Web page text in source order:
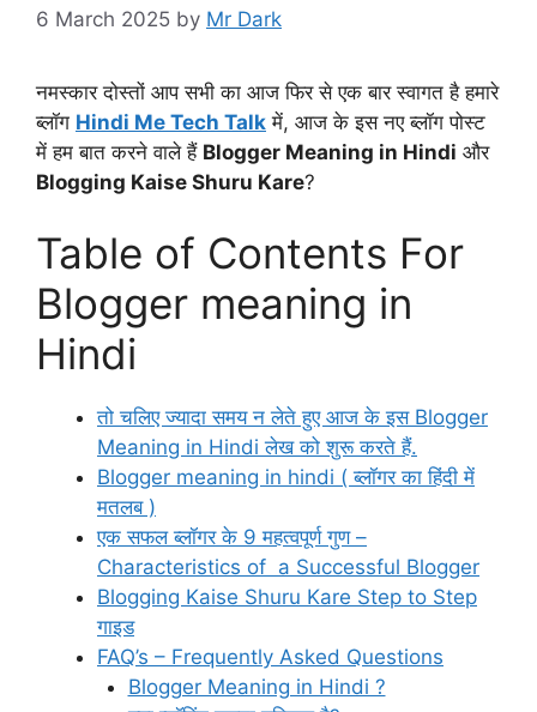
6 March 2025 by Mr Dark
नमस्कार दोस्तों आप सभी का आज फिर से एक बार स्वागत है हमारे
ब्लॉग Hindi Me Tech Talk में, आज के इस नए ब्लॉग पोस्ट
में हम बात करने वाले हैं Blogger Meaning in Hindi और
Blogging Kaise Shuru Kare?
Table of Contents For
Blogger meaning in
Hindi
तो चलिए ज्यादा समय न लेते हुए आज के इस Blogger
Meaning in Hindi लेख को शुरू करते हैं.
Blogger meaning in hindi ( ब्लॉगर का हिंदी में
मतलब )
एक सफल ब्लॉगर के 9 महत्वपूर्ण गुण –
Characteristics of a Successful Blogger
Blogging Kaise Shuru Kare Step to Step
गाइड
FAQ’s – Frequently Asked Questions
Blogger Meaning in Hindi ?